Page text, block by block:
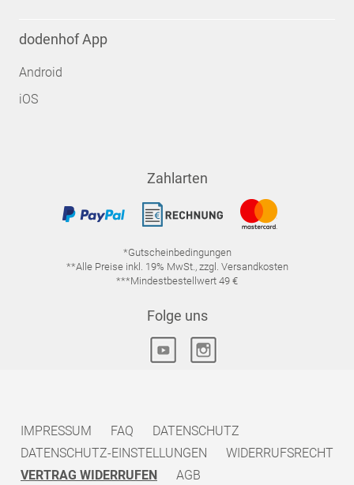
dodenhof App
Android
iOS
Zahlarten
*Gutscheinbedingungen
**Alle Preise inkl. 19% MwSt., zzgl. Versandkosten
***Mindestbestellwert 49 €
Folge uns
IMPRESSUM FAQ
DATENSCHUTZ
DATENSCHUTZ-EINSTELLUNGEN
WIDERRUFSRECHT
VERTRAG WIDERRUFEN
AGB